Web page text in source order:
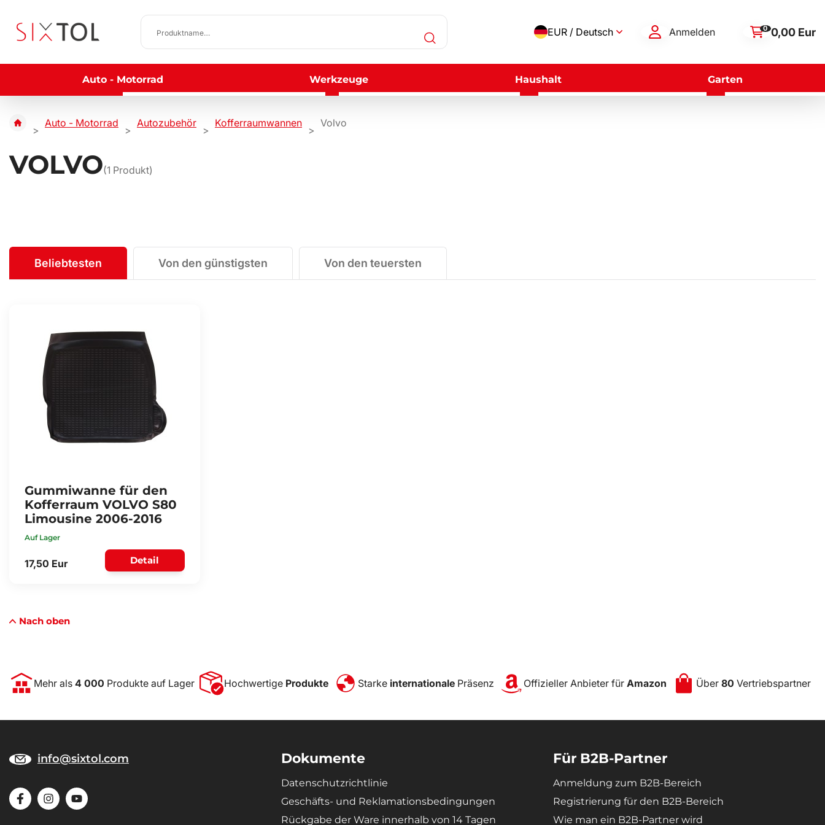
EUR / Deutsch Anmelden 0 0,00 Eur
Auto - Motorrad Werkzeuge Haushalt Garten
Auto - Motorrad Autozubehör Kofferraumwannen Volvo
VOLVO(1 Produkt)
Beliebtesten Von den günstigsten Von den teuersten
Gummiwanne für den
Kofferraum VOLVO S80
Limousine 2006-2016
Auf Lager
17,50 Eur Detail
Nach oben
Mehr als 4 000 Produkte auf Lager Hochwertige Produkte Starke internationale Präsenz Offizieller Anbieter für Amazon Über 80 Vertriebspartner
info@sixtol.com Dokumente
Datenschutzrichtlinie
Geschäfts- und Reklamationsbedingungen
Rückgabe der Ware innerhalb von 14 Tagen
Für B2B-Partner
Anmeldung zum B2B-Bereich
Registrierung für den B2B-Bereich
Wie man ein B2B-Partner wird